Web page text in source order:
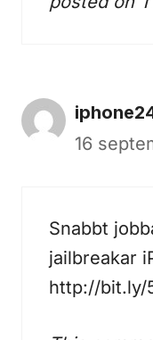
16
Snabbt
jailbreakar
http://bit.ly/